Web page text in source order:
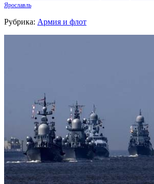
Ярославль
Рубрика: Армия и флот